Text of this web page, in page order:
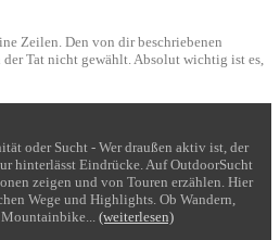
Zeilen. Den von dir beschriebenen
Tat nicht gewählt. Absolut wichtig ist es,
oder Sucht - Wer draußen aktiv ist, der
hinterlässt Eindrücke. Auf OutdoorSucht
zeigen und von Touren erzählen. Hier
Wege und Highlights. Ob Wandern,
(weiterlesen)